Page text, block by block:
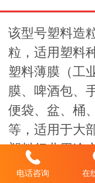
该型号塑料造
粒，适用塑料
塑料薄膜（工
膜、啤酒包、
便袋、盆、桶
等，适用于大
塑料行业用途
械。
电话咨询 在